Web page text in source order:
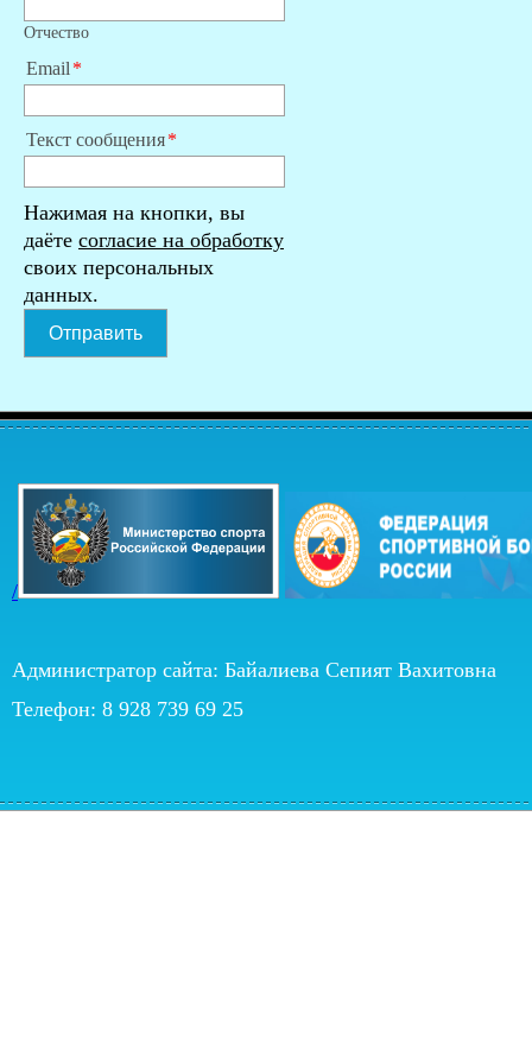
Отчество
Email
Текст сообщения
Нажимая на кнопки, вы
даёте согласие на обработку
своих персональных
данных.
Отправить
/
Администратор сайта: Байалиева Сепият Вахитовна
Телефон: 8 928 739 69 25